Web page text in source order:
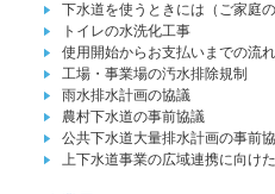
下水道を使うときには（ご家庭の
トイレの水洗化工事
使用開始からお支払いまでの流れ
工場・事業場の汚水排除規制
雨水排水計画の協議
農村下水道の事前協議
公共下水道大量排水計画の事前
上下水道事業の広域連携に向け